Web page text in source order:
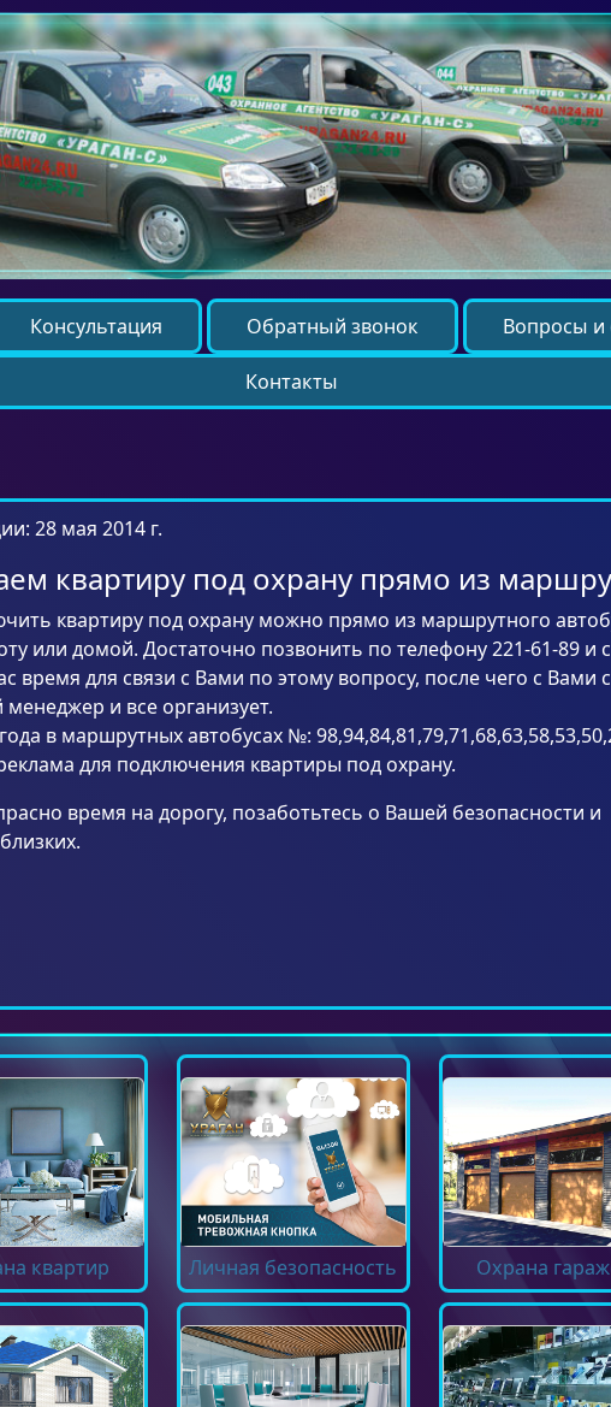
Консультация Обратный звонок Вопросы и
Контакты
28 мая 2014 г.
квартиру под охрану прямо из
квартиру под охрану можно прямо из маршрутного
или домой. Достаточно позвонить по телефону 221-61-89 и
время для связи с Вами по этому вопросу, после чего с Вами
и все организует.
в маршрутных автобусах №:
для подключения квартиры под охрану.
время на дорогу, позаботьтесь о Вашей безопасности и
квартир Личная безопасность Охрана